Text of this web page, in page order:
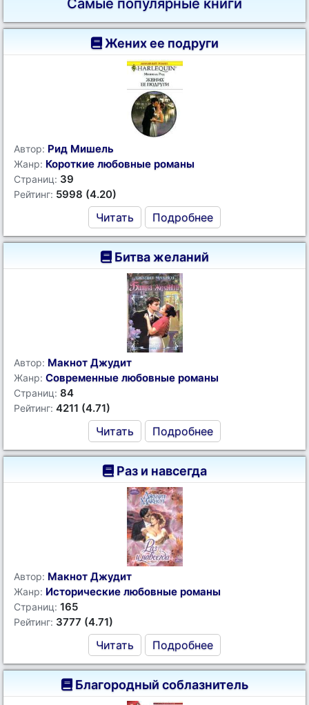
Самые популярные книги
Жених ее подруги
Автор: Рид Мишель
Жанр: Короткие любовные романы
Страниц: 39
Рейтинг: 5998 (4.20)
Читать Подробнее
Битва желаний
Автор: Макнот Джудит
Жанр: Современные любовные романы
Страниц: 84
Рейтинг: 4211 (4.71)
Читать Подробнее
Раз и навсегда
Автор: Макнот Джудит
Жанр: Исторические любовные романы
Страниц: 165
Рейтинг: 3777 (4.71)
Читать Подробнее
Благородный соблазнитель